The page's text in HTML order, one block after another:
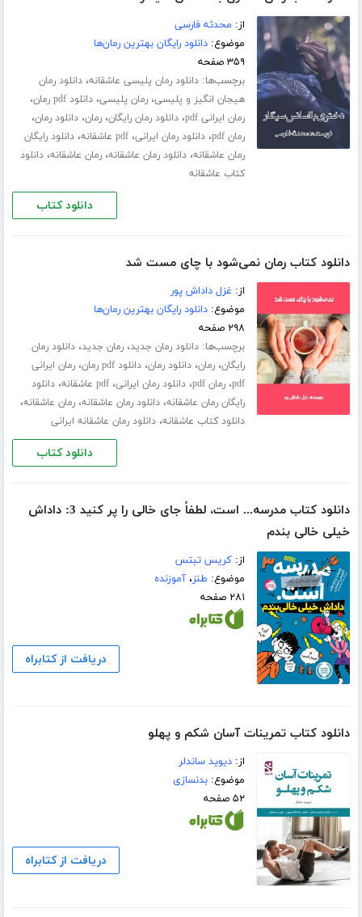
از: محدثه فارسی
موضوع:دانلود رایگان بهترین رمان‌ها
۳۵۹ صفحه
برچسب‌ها:دانلود رمان پلیسی عاشقانه،دانلود رمان
هیجان انگیز و پلیسی،رمان پلیسی،دانلود pdf رمان ،
رمان ایرانی pdf ،دانلود رمان رایگان،رمان،دانلود رمان،
رمان pdf ،دانلود رمان ایرانی،pdf عاشقانه ،دانلود رایگان
رمان عاشقانه،دانلود رمان عاشقانه،رمان عاشقانه،دانلود
کتاب عاشقانه
دانلود کتاب
دانلود کتاب رمان نمی‌شود با چای مست شد
از: غزل داداش پور
موضوع:دانلود رایگان بهترین رمان‌ها
۲۹۸ صفحه
برچسب‌ها:دانلود رمان جدید،رمان جدید،دانلود رمان
رایگان،رمان،دانلود رمان،دانلود pdf رمان ،رمان ایرانی
pdf،رمان pdf ،دانلود رمان ایرانی،pdf عاشقانه ،دانلود
رایگان رمان عاشقانه،دانلود رمان عاشقانه،رمان عاشقانه،
دانلود کتاب عاشقانه،دانلود رمان عاشقانه ایرانی
دانلود کتاب
دانلود کتاب مدرسه... است، لطفاً جای خالی را پر کنید 3: داداش
خیلی خالی بندم
از:کریس تبتس
موضوع: طنز،آموزنده
۲۸۱ صفحه
دریافت از کتابراه
دانلود کتاب تمرینات آسان شکم و پهلو
از:دیوید ساندلر
موضوع:بدنسازی
۵۲ صفحه
دریافت از کتابراه